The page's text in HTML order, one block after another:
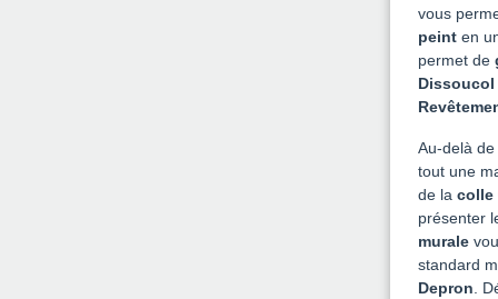
vous
peint en
permet de
Dissoucol
Au-delà
tout une
de la colle
présenter
murale
standard
Depron.